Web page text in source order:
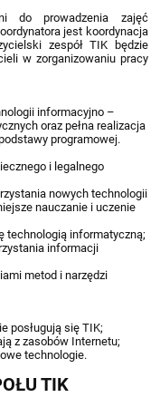
do prowadzenia zajęć
jest koordynacja
zespół TIK będzie
w zorganizowaniu pracy
informacyjno –
oraz pełna realizacja
programowej.
i legalnego
nowych technologii
nauczanie i uczenie
technologią informatyczną;
informacji
metod i narzędzi
posługują się TIK;
z zasobów Internetu;
technologie.
TIK